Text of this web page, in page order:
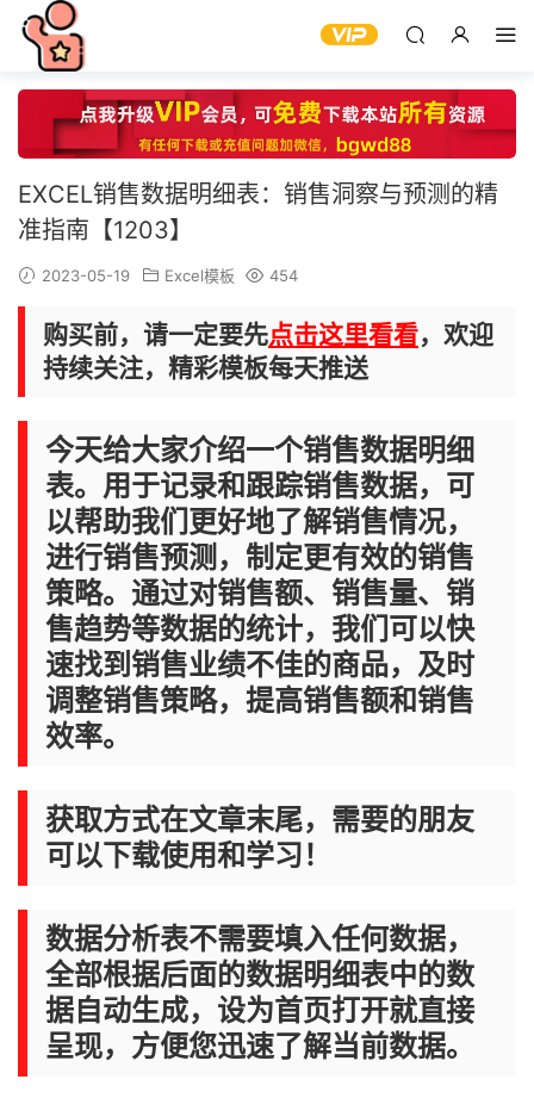
EXCEL销售数据明细表：销售洞察与预测的精
准指南【1203】
2023-05-19 Excel模板 454
购买前，请一定要先点击这里看看，欢迎
持续关注，精彩模板每天推送
今天给大家介绍一个销售数据明细
表。用于记录和跟踪销售数据，可
以帮助我们更好地了解销售情况，
进行销售预测，制定更有效的销售
策略。通过对销售额、销售量、销
售趋势等数据的统计，我们可以快
速找到销售业绩不佳的商品，及时
调整销售策略，提高销售额和销售
效率。
获取方式在文章末尾，需要的朋友
可以下载使用和学习！
数据分析表不需要填入任何数据，
全部根据后面的数据明细表中的数
据自动生成，设为首页打开就直接
呈现，方便您迅速了解当前数据。